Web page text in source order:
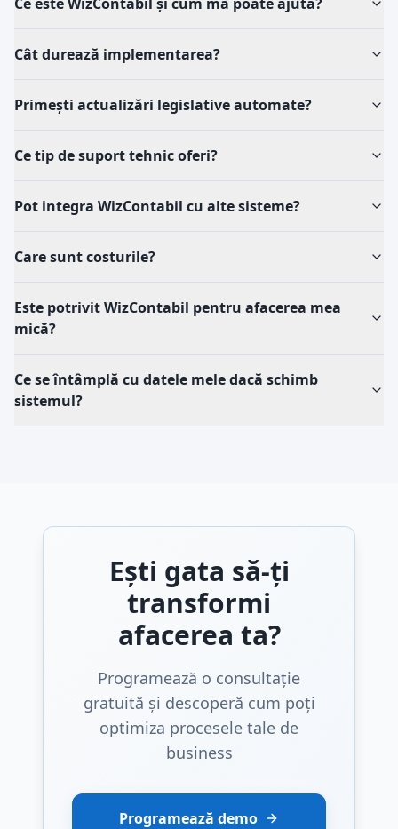
Cât durează implementarea?
Primești actualizări legislative automate?
Ce tip de suport tehnic oferi?
Pot integra WizContabil cu alte sisteme?
Care sunt costurile?
Este potrivit WizContabil pentru afacerea mea
mică?
Ce se întâmplă cu datele mele dacă schimb
sistemul?
Ești gata să-ți
transformi
afacerea ta?
Programează o consultație
gratuită și descoperă cum poți
optimiza procesele tale de
business
Programează demo